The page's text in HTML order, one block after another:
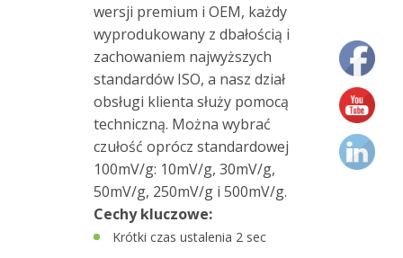
Pin
MS
3
Pin
MS
Kabel
PUR
wersji premium i OEM, każdy
wyprodukowany z dbałością i
zachowaniem najwyższych
standardów ISO, a nasz dział
obsługi klienta służy pomocą
techniczną. Można wybrać
czułość oprócz standardowej
100mV/g: 10mV/g, 30mV/g,
50mV/g, 250mV/g i 500mV/g.
Cechy kluczowe:
Krótki czas ustalenia 2 sec